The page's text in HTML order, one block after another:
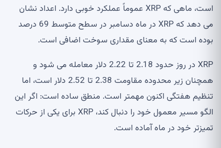
است، ماهی که XRP عموماً عملکرد خوبی دارد. اعداد نشان
می دهد که XRP در ماه دسامبر در سطح متوسط ​​69 درصد
بوده است که به معنای مقداری سوخت اضافی است.
XRP در روز حدود 2.18 تا 2.22 دلار معامله می شود و
همچنان زیر محدوده مقاومت 2.38 تا 2.52 دلار است، اما
تنظیم هفتگی اکنون مهمتر است. منطق ساده است: اگر این
الگو مسیر معمول خود را دنبال کند، XRP برای یکی از حرکات
تمیزتر خود در ماه آماده است.